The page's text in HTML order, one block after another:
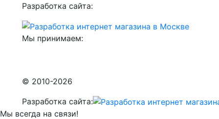
Разработка сайта:
Мы принимаем:
© 2010-2026
Разработка сайта:
Мы всегда на связи!